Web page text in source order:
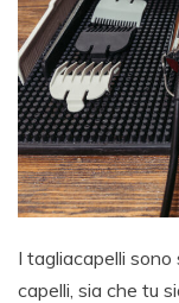
I tagliacapelli sono
capelli, sia che tu